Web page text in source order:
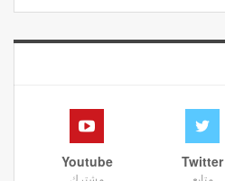
Twitter
Youtube